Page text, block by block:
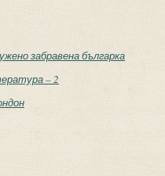
забравена българка
– 2